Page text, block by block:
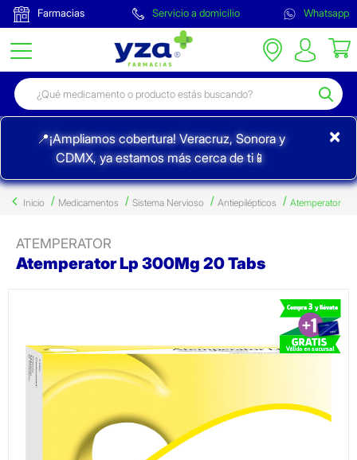
Farmacias Servicio a domicilio Whatsapp
📍¡Ampliamos cobertura! Veracruz, Sonora y
CDMX, ya estamos más cerca de ti📱
×
Inicio Medicamentos Sistema Nervioso Antiepilépticos Atemperator
ATEMPERATOR
Atemperator Lp 300Mg 20 Tabs